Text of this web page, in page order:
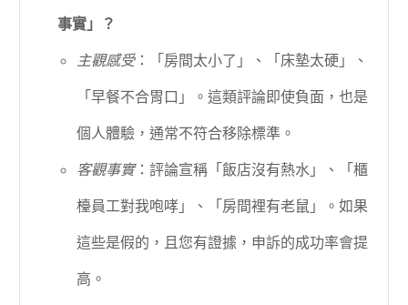
事實」？
主觀感受：「房間太小了」、「床墊太硬」、
「早餐不合胃口」。這類評論即使負面，也是
個人體驗，通常不符合移除標準。
客觀事實：評論宣稱「飯店沒有熱水」、「櫃
檯員工對我咆哮」、「房間裡有老鼠」。如果
這些是假的，且您有證據，申訴的成功率會提
高。